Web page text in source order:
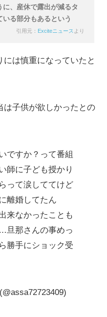
、産休で露出が減るタ
る部分もあるという
引用元： Exciteニュース より
は慎重になっていたと
は子供が欲しかったとの
ですか？って番組
師に子ども授かり
って涙しててけど
離婚してたん
来なかったことも
那さんの事めっ
勝手にショック受